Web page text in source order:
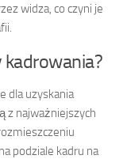
widza, co czyni je
kadrowania?
dla uzyskania
z najważniejszych
podziale kadru na